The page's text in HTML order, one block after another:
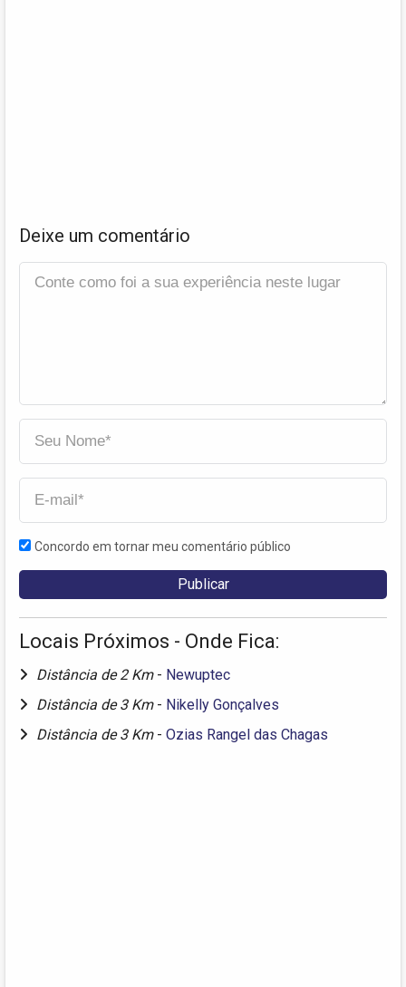
Deixe um comentário
Concordo em tornar meu comentário público
Locais Próximos - Onde Fica:
Distância de 2 Km - Newuptec
Distância de 3 Km - Nikelly Gonçalves
Distância de 3 Km - Ozias Rangel das Chagas